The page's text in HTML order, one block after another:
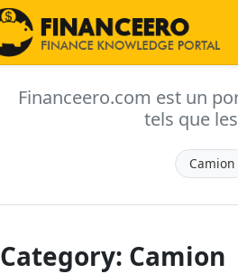
Financeero.com est un
tels que
Camion
Category: Camion